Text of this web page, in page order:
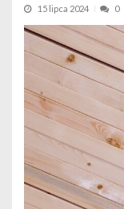
15 lipca 2024 0